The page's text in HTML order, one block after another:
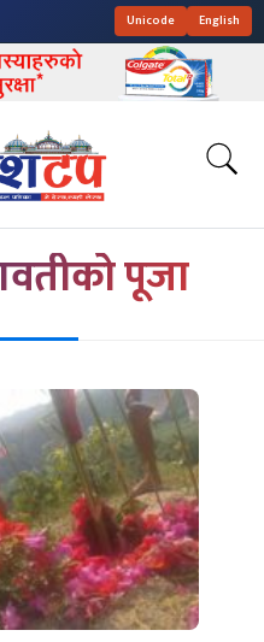
Unicode English
पूजा